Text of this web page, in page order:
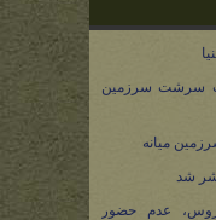
سرشت سرزمین
میانه
شد
عدم حضور